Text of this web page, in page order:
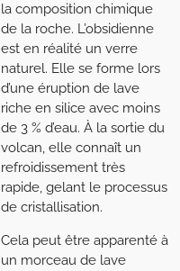
la composition chimique
de la roche. L’obsidienne
est en réalité un verre
naturel. Elle se forme lors
d’une éruption de lave
riche en silice avec moins
de 3 % d’eau. À la sortie du
volcan, elle connaît un
refroidissement très
rapide, gelant le processus
de cristallisation.
Cela peut être apparenté à
un morceau de lave